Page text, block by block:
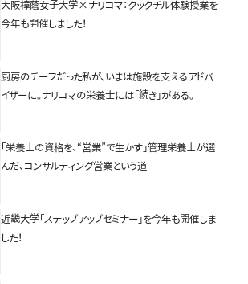
大阪樟蔭女子大学×ナリコマ：クックチル体験授業を
今年も開催しました！
厨房のチーフだった私が、いまは施設を支えるアドバ
イザーに。ナリコマの栄養士には「続き」がある。
「栄養士の資格を、“営業”で生かす」管理栄養士が選
んだ、コンサルティング営業という道
近畿大学「ステップアップセミナー」を今年も開催しま
した！